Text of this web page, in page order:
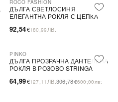
ROCO FASHION
ДЪЛГА СВЕТЛОСИНЯ
ЕЛЕГАНТНА РОКЛЯ С ЦЕПКА
92,54€180,99 ЛВ.
-79%
PINKO
ДЪЛГА ПРОЗРАЧНА ДАНТЕЛЕНА
РОКЛЯ В РОЗОВО STRINGA
64,99€127,11 ЛВ.306,78€600,00лв.